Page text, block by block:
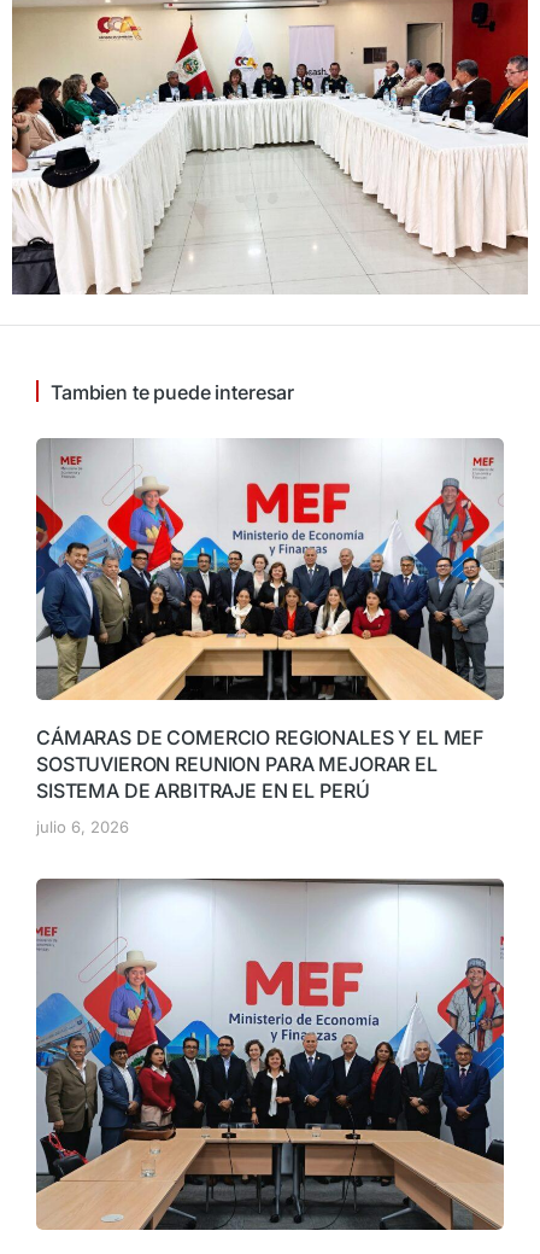
Tambien te puede interesar
CÁMARAS DE COMERCIO REGIONALES Y EL MEF
SOSTUVIERON REUNION PARA MEJORAR EL
SISTEMA DE ARBITRAJE EN EL PERÚ
julio 6, 2026